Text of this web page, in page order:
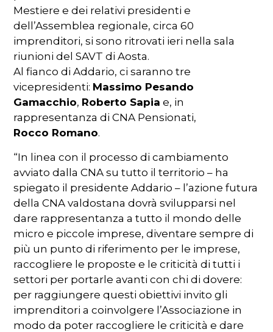
Mestiere e dei relativi presidenti e
dell’Assemblea regionale, circa 60
imprenditori, si sono ritrovati ieri nella sala
riunioni del SAVT di Aosta.
Al fianco di Addario, ci saranno tre
vicepresidenti: Massimo Pesando
Gamacchio, Roberto Sapia e, in
rappresentanza di CNA Pensionati,
Rocco Romano.
“In linea con il processo di cambiamento
avviato dalla CNA su tutto il territorio – ha
spiegato il presidente Addario – l’azione futura
della CNA valdostana dovrà svilupparsi nel
dare rappresentanza a tutto il mondo delle
micro e piccole imprese, diventare sempre di
più un punto di riferimento per le imprese,
raccogliere le proposte e le criticità di tutti i
settori per portarle avanti con chi di dovere:
per raggiungere questi obiettivi invito gli
imprenditori a coinvolgere l’Associazione in
modo da poter raccogliere le criticità e dare